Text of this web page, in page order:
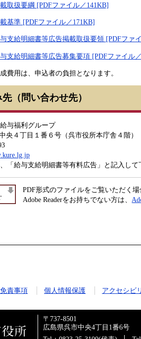
取扱要綱 [PDFファイル／141KB]
基準 [PDFファイル／171KB]
支給明細書等広告掲載取扱要領 [PDFファ
支給明細書等広告募集要項 [PDFファイル
費用は、申込者の負担となります。
（問い合わせ先）
与福利グループ
４丁目１番６号（呉市役所本庁舎４階）
給与支給明細書等有料広告」と記入して
PDF形式のファイルをご覧いただく場
Adobe Readerをお持ちでない方は、
責事項 個人情報保護 アクセシビ
〒737-8501
広島県呉市中央4丁目1番6号